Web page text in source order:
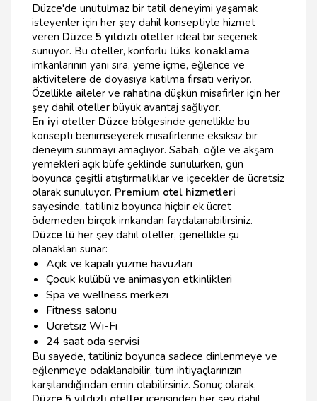
Düzce'de unutulmaz bir tatil deneyimi yaşamak
isteyenler için her şey dahil konseptiyle hizmet
veren Düzce 5 yıldızlı oteller ideal bir seçenek
sunuyor. Bu oteller, konforlu lüks konaklama
imkanlarının yanı sıra, yeme içme, eğlence ve
aktivitelere de doyasıya katılma fırsatı veriyor.
Özellikle aileler ve rahatına düşkün misafirler için her
şey dahil oteller büyük avantaj sağlıyor.
En iyi oteller Düzce bölgesinde genellikle bu
konsepti benimseyerek misafirlerine eksiksiz bir
deneyim sunmayı amaçlıyor. Sabah, öğle ve akşam
yemekleri açık büfe şeklinde sunulurken, gün
boyunca çeşitli atıştırmalıklar ve içecekler de ücretsiz
olarak sunuluyor. Premium otel hizmetleri
sayesinde, tatiliniz boyunca hiçbir ek ücret
ödemeden birçok imkandan faydalanabilirsiniz.
Düzce lü her şey dahil oteller, genellikle şu
olanakları sunar:
Açık ve kapalı yüzme havuzları
Çocuk kulübü ve animasyon etkinlikleri
Spa ve wellness merkezi
Fitness salonu
Ücretsiz Wi-Fi
24 saat oda servisi
Bu sayede, tatiliniz boyunca sadece dinlenmeye ve
eğlenmeye odaklanabilir, tüm ihtiyaçlarınızın
karşılandığından emin olabilirsiniz. Sonuç olarak,